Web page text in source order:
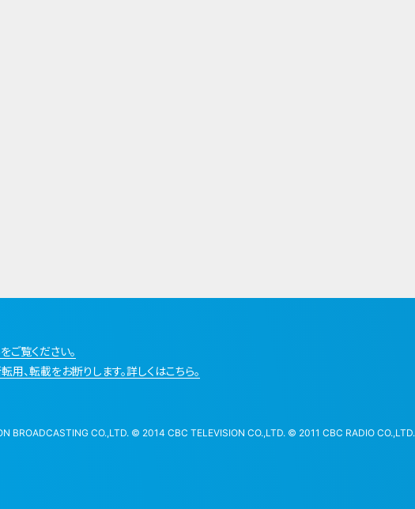
ご覧ください。
、転載をお断りします。詳しくはこちら。
CO.,LTD. © 2014 CBC TELEVISION CO.,LTD. © 2011 CBC RADIO CO.,LTD.